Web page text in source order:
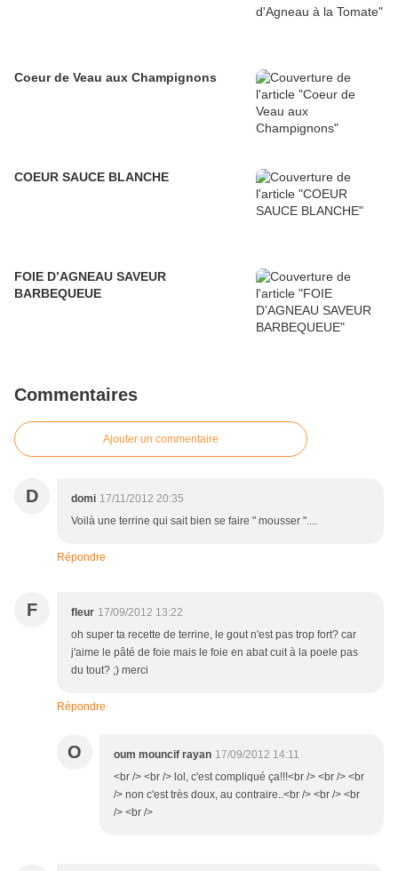
Coeur de Veau aux Champignons
COEUR SAUCE BLANCHE
FOIE D’AGNEAU SAVEUR
BARBEQUEUE
Commentaires
Ajouter un commentaire
D domi 17/11/2012 20:35
Voilà une terrine qui sait bien se faire " mousser "....
Répondre
F fleur 17/09/2012 13:22
oh super ta recette de terrine, le gout n'est pas trop fort? car
j'aime le pâté de foie mais le foie en abat cuit à la poele pas
du tout? ;) merci
Répondre
O oum mouncif rayan 17/09/2012 14:11
<br /> <br /> lol, c'est compliqué ça!!!<br /> <br /> <br
/> non c'est très doux, au contraire..<br /> <br /> <br
/> <br />